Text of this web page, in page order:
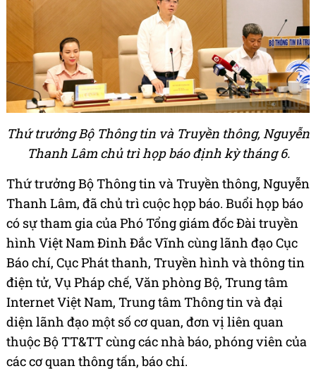
Thứ trưởng Bộ Thông tin và Truyền thông, Nguyễn
Thanh Lâm chủ trì họp báo định kỳ tháng 6.
Thứ trưởng Bộ Thông tin và Truyền thông, Nguyễn
Thanh Lâm, đã chủ trì cuộc họp báo. Buổi họp báo
có sự tham gia củaPhó Tổng giám đốc Đài truyền
hình Việt Nam Đinh Đắc Vĩnh cùng lãnh đạo Cục
Báo chí, Cục Phát thanh, Truyền hình và thông tin
điện tử, Vụ Pháp chế, Văn phòng Bộ, Trung tâm
Internet Việt Nam, Trung tâm Thông tin và đại
diện lãnh đạo một số cơ quan, đơn vị liên quan
thuộc Bộ TT&TT cùng các nhà báo, phóng viên của
các cơ quan thông tấn, báo chí.